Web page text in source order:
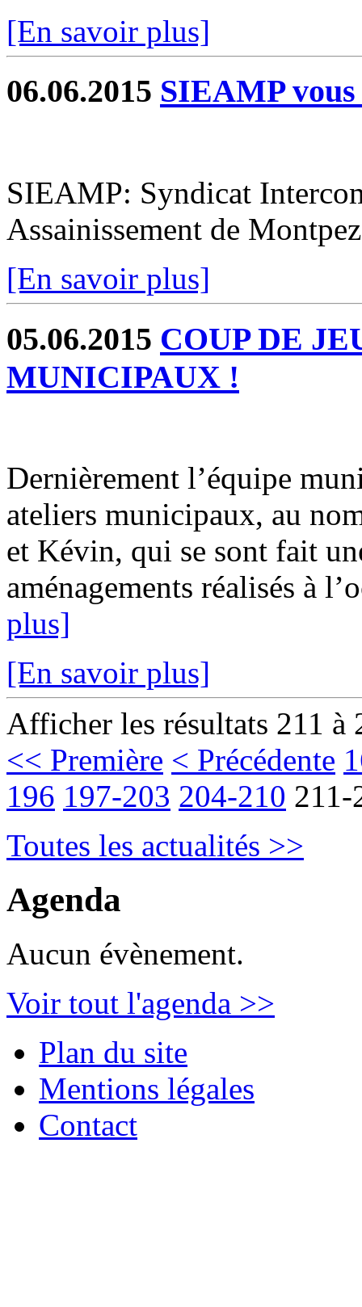
[En savoir plus]
06.06.2015 SIEAMP
SIEAMP: Syndicat
Assainissement de
[En savoir plus]
05.06.2015 COUP DE
MUNICIPAUX !
Dernièrement l’équipe
ateliers municipaux, au
et Kévin, qui se sont fait
aménagements réalisés à
plus]
[En savoir plus]
Afficher les résultats 211 à
<< Première < Précédente
196 197-203 204-210 211-
Toutes les actualités >>
Agenda
Aucun évènement.
Voir tout l'agenda >>
Plan du site
Mentions légales
Contact